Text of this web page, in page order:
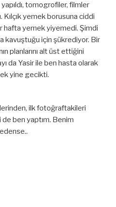
tomogrofiler, filmler
Kılçık yemek borusuna ciddi
hafta yemek yiyemedi. Şimdi
kavuştuğu için şükrediyor. Bir
planlarını alt üst ettiğini
da Yasir ile ben hasta olarak
yine gecikti.
ilk fotoğraftakileri
ben yaptım. Benim